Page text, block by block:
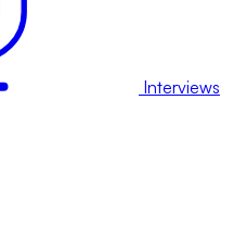
Interviews